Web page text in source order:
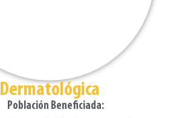
Dermatológica
Población Beneficiada: